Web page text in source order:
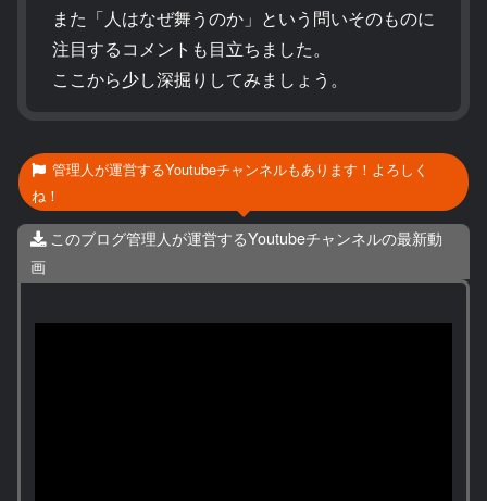
また「人はなぜ舞うのか」という問いそのものに
注目するコメントも目立ちました。
ここから少し深掘りしてみましょう。
管理人が運営するYoutubeチャンネルもあります！よろしく
ね！
このブログ管理人が運営するYoutubeチャンネルの最新動
画